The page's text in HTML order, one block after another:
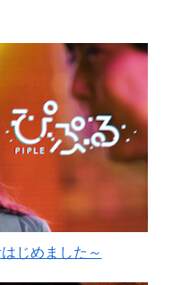
じめました～